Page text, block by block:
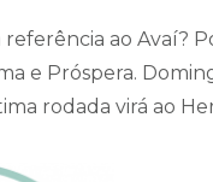
ao Avaí?
e Próspera.
rodada virá ao